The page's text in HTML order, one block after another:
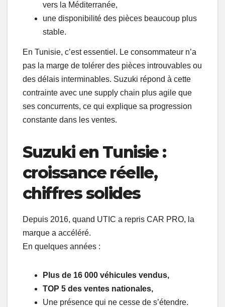
vers la Méditerranée,
une disponibilité des pièces beaucoup plus
stable.
En Tunisie, c’est essentiel. Le consommateur n’a
pas la marge de tolérer des pièces introuvables ou
des délais interminables. Suzuki répond à cette
contrainte avec une supply chain plus agile que
ses concurrents, ce qui explique sa progression
constante dans les ventes.
Suzuki en Tunisie :
croissance réelle,
chiffres solides
Depuis 2016, quand UTIC a repris CAR PRO, la
marque a accéléré.
En quelques années :
Plus de 16 000 véhicules vendus,
TOP 5 des ventes nationales,
Une présence qui ne cesse de s’étendre.